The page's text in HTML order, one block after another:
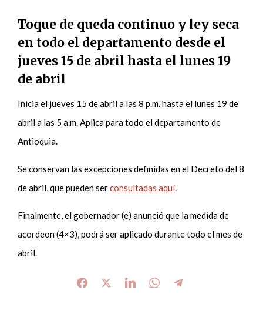
Toque de queda continuo y ley seca
en todo el departamento desde el
jueves 15 de abril hasta el lunes 19
de abril
Inicia el jueves 15 de abril a las 8 p.m. hasta el lunes 19 de
abril a las 5 a.m. Aplica para todo el departamento de
Antioquia.
Se conservan las excepciones definidas en el Decreto del 8
de abril, que pueden serconsultadas aquí.
Finalmente, el gobernador (e) anunció que la medida de
acordeon (4×3), podrá ser aplicado durante todo el mes de
abril.